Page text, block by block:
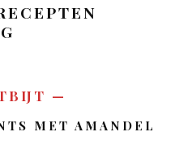
—
MET AMANDEL